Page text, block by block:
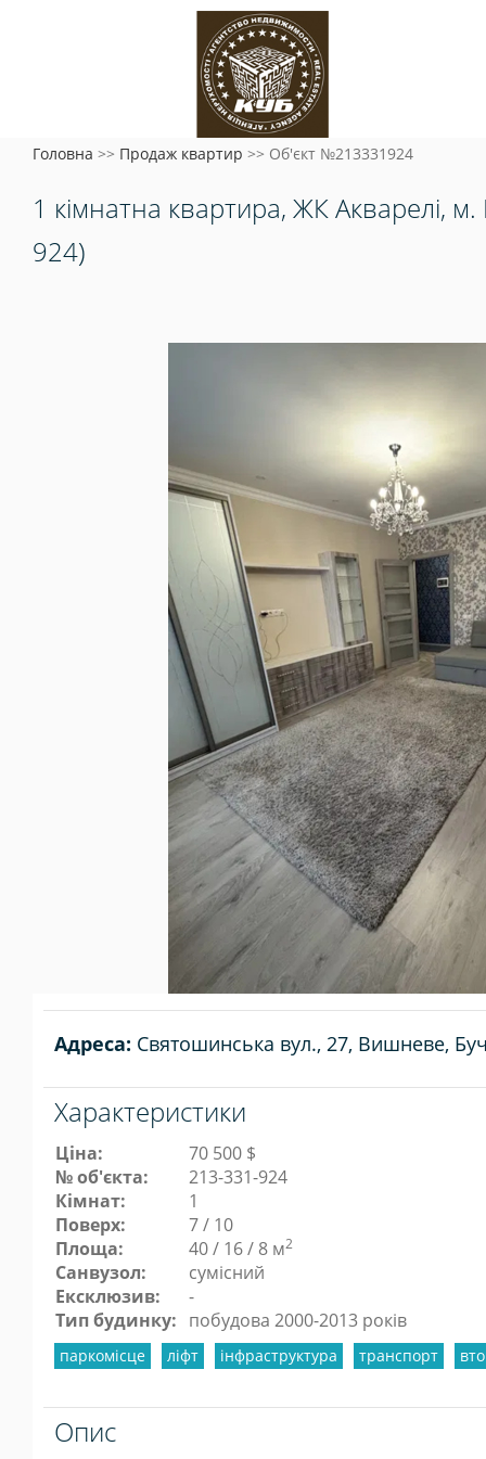
Головна >> Продаж квартир >> Об'єкт №213331924
1 кімнатна квартира, ЖК Акварелі,
924)
Адреса: Святошинська вул., 27, Вишневе,
Характеристики
Ціна:
70 500 $
№ об'єкта:
213-331-924
Кімнат:
1
Поверх:
7 / 10
Площа:
40 / 16 / 8 м2
Санвузол:
сумісний
Ексклюзив:
-
Тип будинку: побудова 2000-2013 років
паркомісце ліфт інфраструктура транспорт
Опис